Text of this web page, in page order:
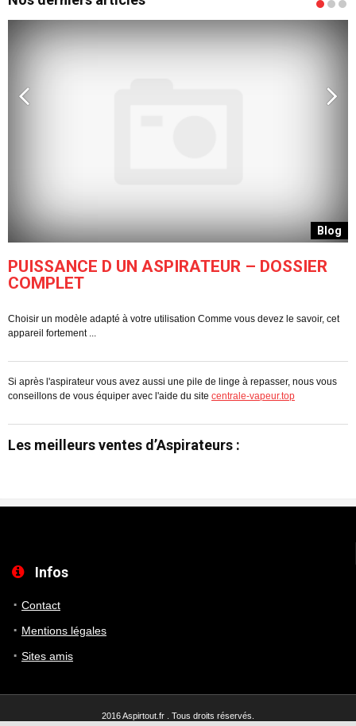
Blog
PUISSANCE D UN ASPIRATEUR – DOSSIER
COMPLET
Choisir un modèle adapté à votre utilisation Comme vous devez le savoir, cet
appareil fortement ...
Si après l'aspirateur vous avez aussi une pile de linge à repasser, nous vous
conseillons de vous équiper avec l'aide du site centrale-vapeur.top
Les meilleurs ventes d’Aspirateurs :
Infos
Contact
Mentions légales
Sites amis
2016 Aspirtout.fr . Tous droits réservés.